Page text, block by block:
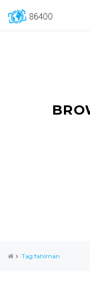
Tag:fahlman